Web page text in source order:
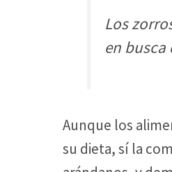
Los
en busca
Aunque los
su dieta, sí la